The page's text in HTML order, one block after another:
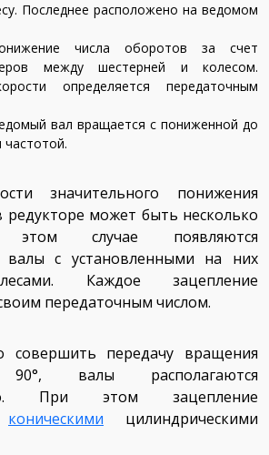
Последнее расположено на ведомом
числа оборотов за счет
между шестерней и колесом.
определяется передаточным
вал вращается с пониженной до
частотой.
значительного понижения
редукторе может быть несколько
случае появляются
валы с установленными на них
Каждое зацепление
передаточным числом.
совершить передачу вращения
валы располагаются
При этом зацепление
коническими цилиндрическими